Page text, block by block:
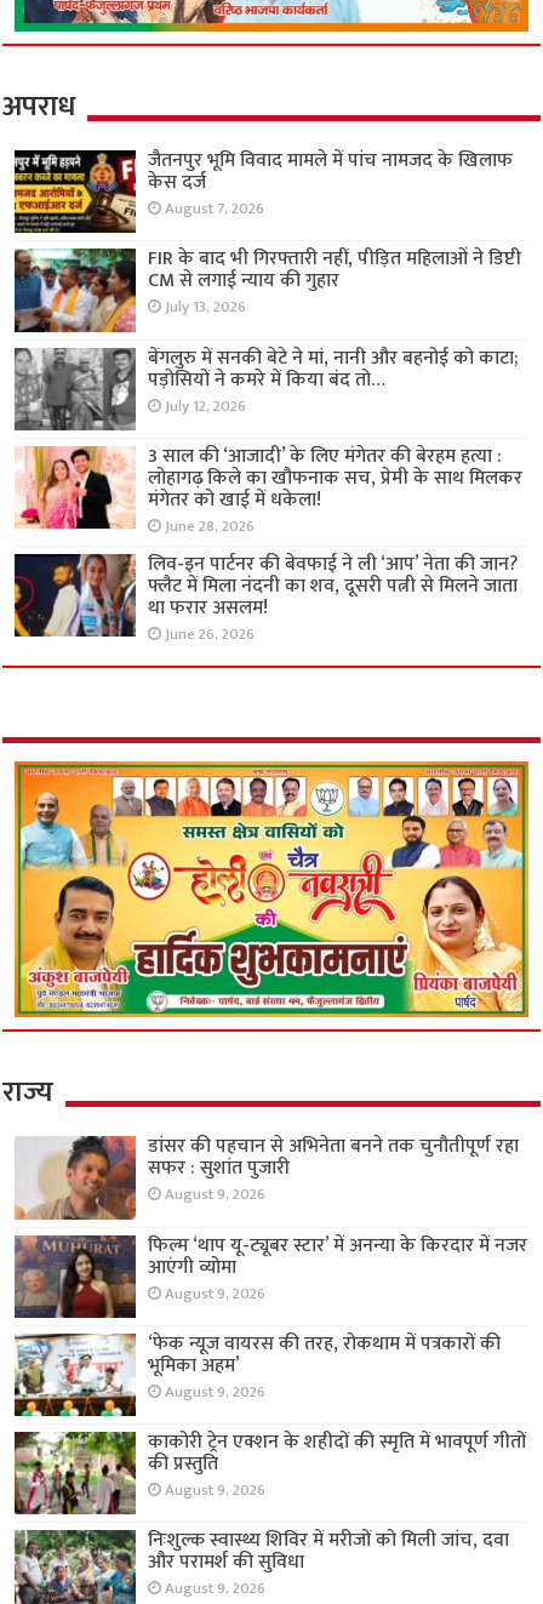
अपराध
जैतनपुर भूमि विवाद मामले में पांच नामजद के खिलाफ
केस दर्ज
August 7, 2026
FIR के बाद भी गिरफ्तारी नहीं, पीड़ित महिलाओं ने डिप्टी
CM से लगाई न्याय की गुहार
July 13, 2026
बेंगलुरु में सनकी बेटे ने मां, नानी और बहनोई को काटा;
पड़ोसियों ने कमरे में किया बंद तो…
July 12, 2026
3 साल की ‘आजादी’ के लिए मंगेतर की बेरहम हत्या :
लोहागढ़ किले का खौफनाक सच, प्रेमी के साथ मिलकर
मंगेतर को खाई में धकेला!
June 28, 2026
लिव-इन पार्टनर की बेवफाई ने ली ‘आप’ नेता की जान?
फ्लैट में मिला नंदनी का शव, दूसरी पत्नी से मिलने जाता
था फरार असलम!
June 26, 2026
राज्य
डांसर की पहचान से अभिनेता बनने तक चुनौतीपूर्ण रहा
सफर : सुशांत पुजारी
August 9, 2026
फिल्म ‘थाप यू-ट्यूबर स्टार’ में अनन्या के किरदार में नजर
आएंगी व्योमा
August 9, 2026
‘फेक न्यूज वायरस की तरह, रोकथाम में पत्रकारों की
भूमिका अहम’
August 9, 2026
काकोरी ट्रेन एक्शन के शहीदों की स्मृति में भावपूर्ण गीतों
की प्रस्तुति
August 9, 2026
निःशुल्क स्वास्थ्य शिविर में मरीजों को मिली जांच, दवा
और परामर्श की सुविधा
August 9, 2026